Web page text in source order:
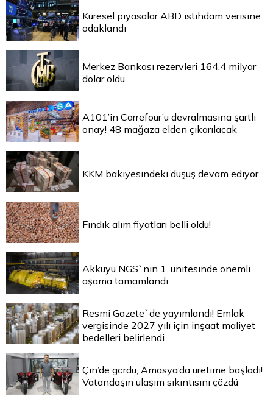
Küresel piyasalar ABD istihdam verisine
odaklandı
Merkez Bankası rezervleri 164,4 milyar
dolar oldu
A101’in Carrefour’u devralmasına şartlı
onay! 48 mağaza elden çıkarılacak
KKM bakiyesindeki düşüş devam ediyor
Fındık alım fiyatları belli oldu!
Akkuyu NGS`nin 1. ünitesinde önemli
aşama tamamlandı
Resmi Gazete`de yayımlandı! Emlak
vergisinde 2027 yılı için inşaat maliyet
bedelleri belirlendi
Çin’de gördü, Amasya’da üretime başladı!
Vatandaşın ulaşım sıkıntısını çözdü